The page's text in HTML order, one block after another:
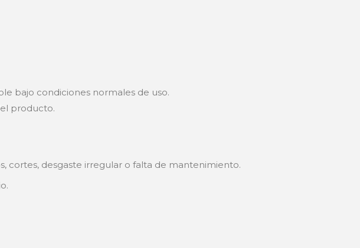
bajo condiciones normales de uso.
producto.
cortes, desgaste irregular o falta de mantenimiento.